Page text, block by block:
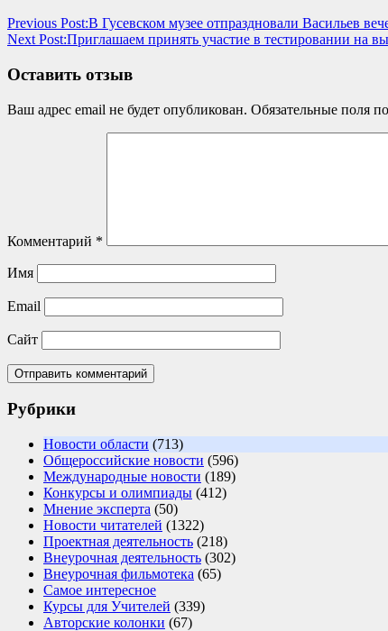
Previous Post:В Гусевском музее отпраздновали Васильев
Next Post:Приглашаем принять участие в тестировании на
Оставить отзыв
Ваш адрес email не будет опубликован. Обязательные поля
Комментарий *
Имя
Email
Сайт
Рубрики
Новости области (713)
Общероссийские новости (596)
Международные новости (189)
Конкурсы и олимпиады (412)
Мнение эксперта (50)
Новости читателей (1322)
Проектная деятельность (218)
Внеурочная деятельность (302)
Внеурочная фильмотека (65)
Самое интересное
Курсы для Учителей (339)
Авторские колонки (67)